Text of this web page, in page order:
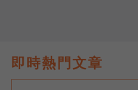
即時熱門文章